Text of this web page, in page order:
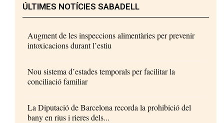
ÚLTIMES NOTÍCIES SABADELL
Augment de les inspeccions alimentàries per prevenir
intoxicacions durant l’estiu
Nou sistema d’estades temporals per facilitar la
conciliació familiar
La Diputació de Barcelona recorda la prohibició del
bany en rius i rieres dels...